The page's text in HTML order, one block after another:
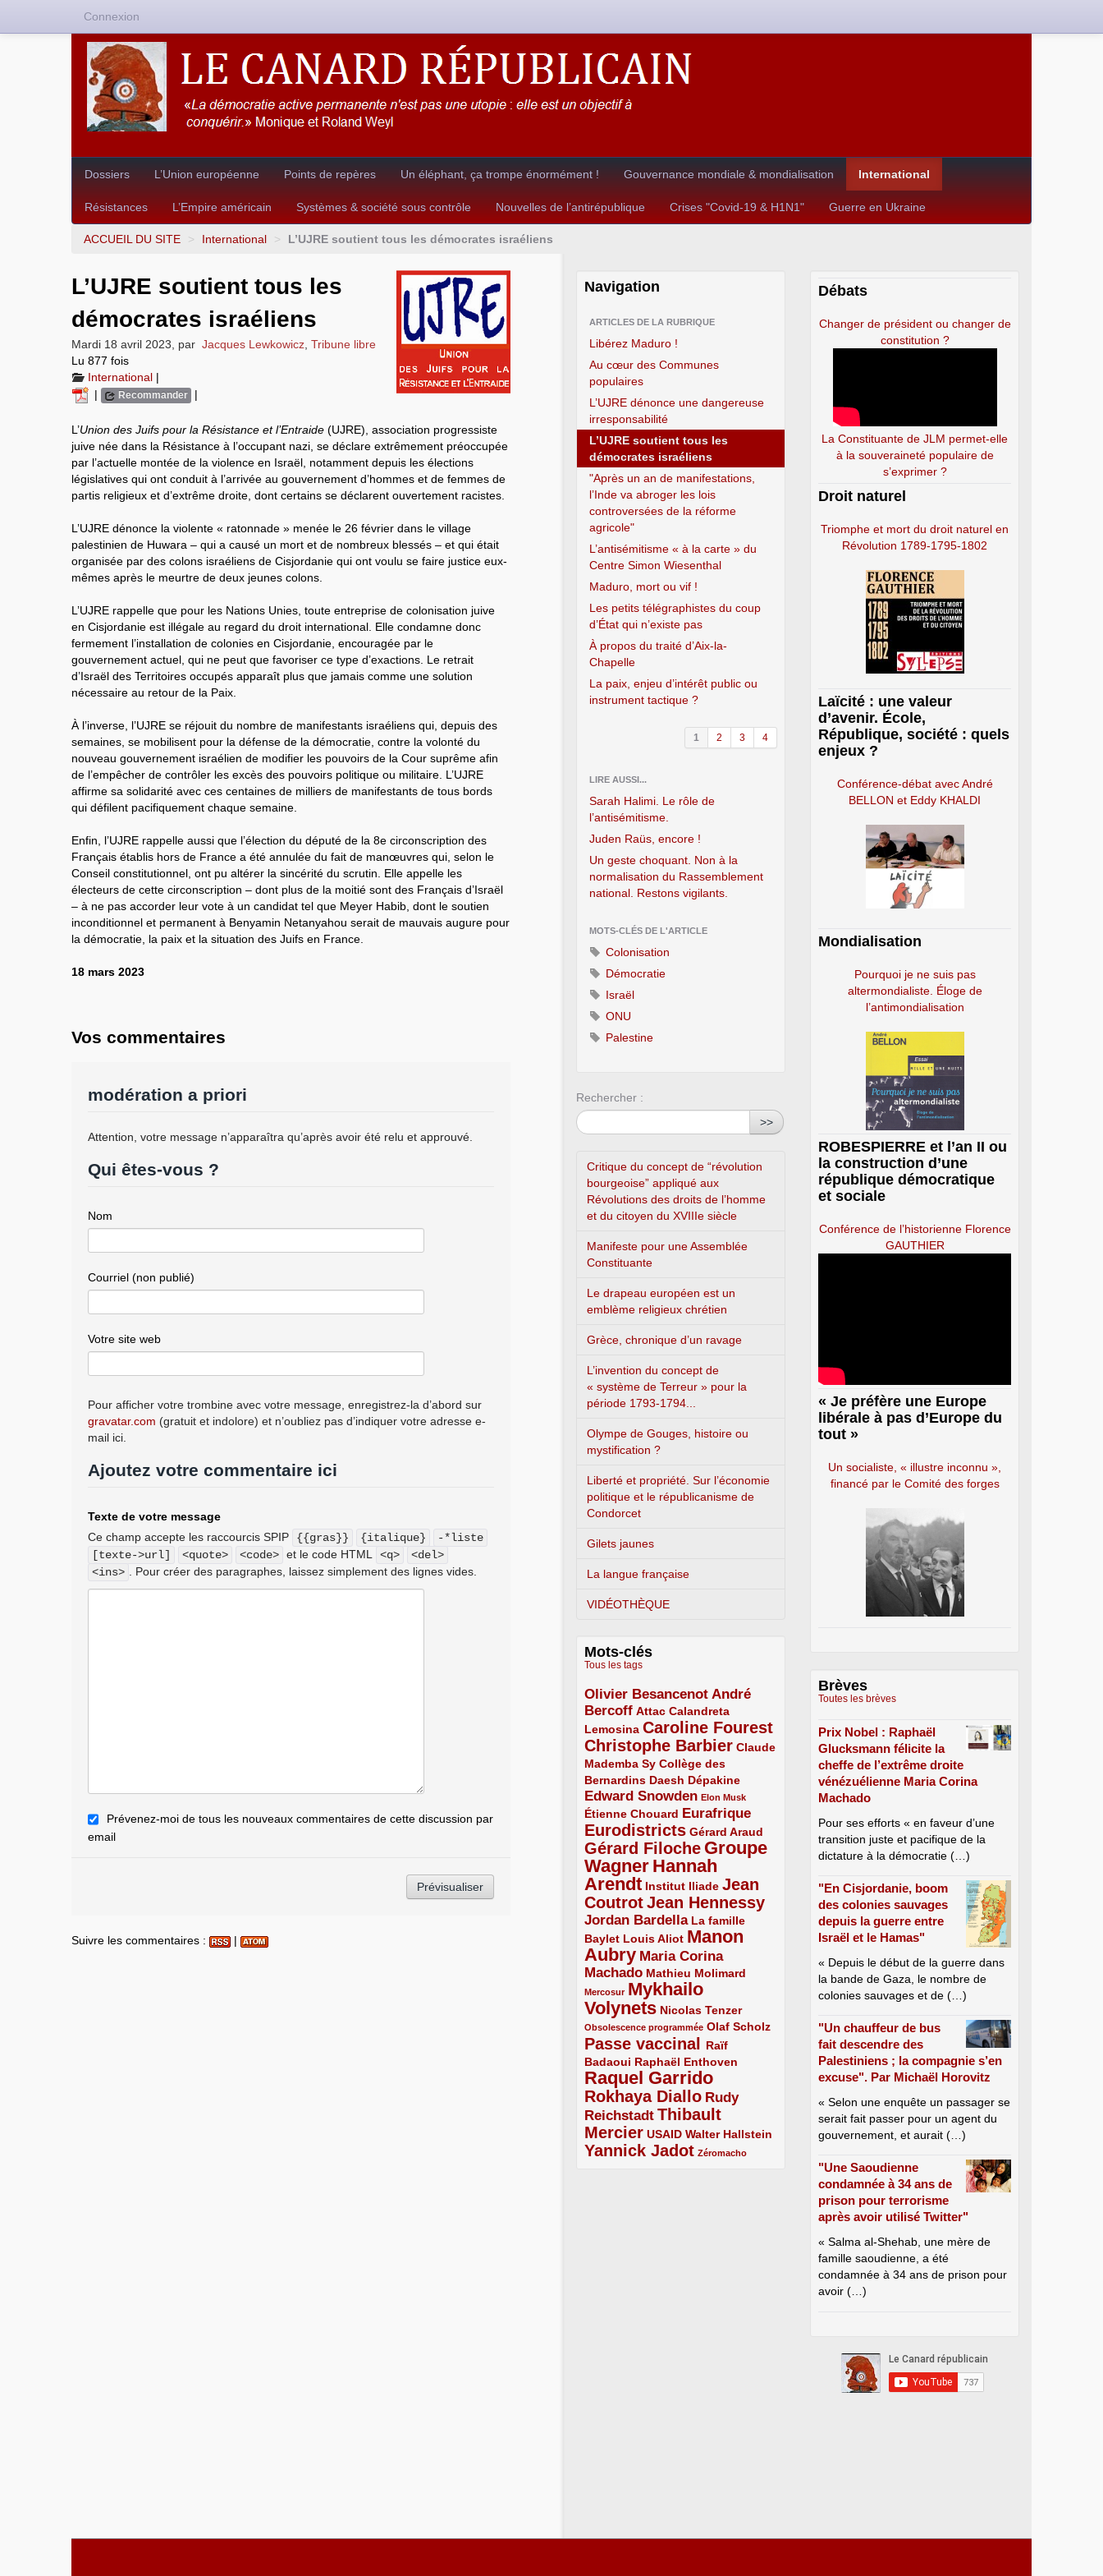
Dossiers L’Union européenne Points de repères Un éléphant, ça trompe énormément ! Gouvernance mondiale & mondialisation International
Résistances L’Empire américain Systèmes & société sous contrôle Nouvelles de l’antirépublique Crises "Covid-19 & H1N1" Guerre en Ukraine
ACCUEIL DU SITE > International > L’UJRE soutient tous les démocrates israéliens
L’UJRE soutient tous les
démocrates israéliens
Mardi 18 avril 2023 par Jacques Lewkowicz Tribune libre
Lu 877 fois
International |
|
Recommander |
L’Union des Juifs pour la Résistance et l’Entraide (UJRE), association progressiste
juive née dans la Résistance à l’occupant nazi, se déclare extrêmement préoccupée
par l’actuelle montée de la violence en Israël, notamment depuis les élections
législatives qui ont conduit à l’arrivée au gouvernement d’hommes et de femmes de
partis religieux et d’extrême droite, dont certains se déclarent ouvertement racistes.
L’UJRE dénonce la violente « ratonnade » menée le 26 février dans le village
palestinien de Huwara – qui a causé un mort et de nombreux blessés – et qui était
organisée par des colons israéliens de Cisjordanie qui ont voulu se faire justice eux-
mêmes après le meurtre de deux jeunes colons.
L’UJRE rappelle que pour les Nations Unies, toute entreprise de colonisation juive
en Cisjordanie est illégale au regard du droit international. Elle condamne donc
fermement l’installation de colonies en Cisjordanie, encouragée par le
gouvernement actuel, qui ne peut que favoriser ce type d’exactions. Le retrait
d’Israël des Territoires occupés apparaît plus que jamais comme une solution
nécessaire au retour de la Paix.
À l’inverse, l’UJRE se réjouit du nombre de manifestants israéliens qui, depuis des
semaines, se mobilisent pour la défense de la démocratie, contre la volonté du
nouveau gouvernement israélien de modifier les pouvoirs de la Cour suprême afin
de l’empêcher de contrôler les excès des pouvoirs politique ou militaire. L’UJRE
affirme sa solidarité avec ces centaines de milliers de manifestants de tous bords
qui défilent pacifiquement chaque semaine.
Enfin, l’UJRE rappelle aussi que l’élection du député de la 8e circonscription des
Français établis hors de France a été annulée du fait de manœuvres qui, selon le
Conseil constitutionnel, ont pu altérer la sincérité du scrutin. Elle appelle les
électeurs de cette circonscription – dont plus de la moitié sont des Français d’Israël
– à ne pas accorder leur vote à un candidat tel que Meyer Habib, dont le soutien
inconditionnel et permanent à Benyamin Netanyahou serait de mauvais augure pour
la démocratie, la paix et la situation des Juifs en France.
18 mars 2023
Vos commentaires
modération a priori
Attention, votre message n’apparaîtra qu’après avoir été relu et approuvé.
Qui êtes-vous ?
Nom
Courriel (non publié)
Votre site web
Pour afficher votre trombine avec votre message, enregistrez-la d’abord sur
gravatar.com (gratuit et indolore) et n’oubliez pas d’indiquer votre adresse e-
mail ici.
Ajoutez votre commentaire ici
Texte de votre message
Ce champ accepte les raccourcis SPIP
{{gras}} {italique}
-*liste
[texte->url]
<quote> <code> et le code HTML <q>
<del>
<ins>
. Pour créer des paragraphes, laissez simplement des lignes vides.
Prévenez-moi de tous les nouveaux commentaires de cette discussion par
email
Suivre les commentaires : |
Navigation
ARTICLES DE LA RUBRIQUE
Libérez Maduro !
Au cœur des Communes
populaires
L’UJRE dénonce une dangereuse
irresponsabilité
L’UJRE soutient tous les
démocrates israéliens
"Après un an de manifestations,
l’Inde va abroger les lois
controversées de la réforme
agricole"
L’antisémitisme « à la carte » du
Centre Simon Wiesenthal
Maduro, mort ou vif !
Les petits télégraphistes du coup
d’État qui n’existe pas
À propos du traité d’Aix-la-
Chapelle
La paix, enjeu d’intérêt public ou
instrument tactique ?
1 2 3 4
LIRE AUSSI...
Sarah Halimi. Le rôle de
l’antisémitisme.
Juden Raüs, encore !
Un geste choquant. Non à la
normalisation du Rassemblement
national. Restons vigilants.
MOTS-CLÉS DE L'ARTICLE
Colonisation
Démocratie
Israël
ONU
Palestine
Rechercher :
>>
Critique du concept de “révolution
bourgeoise” appliqué aux
Révolutions des droits de l’homme
et du citoyen du XVIIIe siècle
Manifeste pour une Assemblée
Constituante
Le drapeau européen est un
emblème religieux chrétien
Grèce, chronique d’un ravage
L’invention du concept de
« système de Terreur » pour la
période 1793-1794...
Olympe de Gouges, histoire ou
mystification ?
Liberté et propriété. Sur l’économie
politique et le républicanisme de
Condorcet
Gilets jaunes
La langue française
VIDÉOTHÈQUE
Mots-clés
Tous les tags
Olivier Besancenot
3/5
André
Bercoff
3/5 Attac
2/5
Calandreta
Lemosina
2/5 Caroline Fourest
4/5
Christophe Barbier
4/5
Claude
Mademba Sy
2/5
Collège des
Bernardins
2/5 Daesh
2/5 Dépakine
2/5
Edward Snowden
3/5 Elon Musk
1/5
Étienne Chouard
2/5 Eurafrique
3/5
Eurodistricts
4/5 Gérard Araud
2/5
Gérard Filoche
4/5
Groupe
Wagner
5/5
Hannah
Arendt
5/5 Institut Iliade
2/5
Jean
Coutrot
4/5 Jean Hennessy
4/5
Jordan Bardella
3/5
La famille
Baylet
2/5 Louis Aliot
2/5
Manon
Aubry
5/5
Maria Corina
Machado
3/5 Mathieu Molimard
2/5
Mercosur
1/5
Mykhailo
Volynets
5/5 Nicolas Tenzer
2/5
Obsolescence programmée
1/5 Olaf Scholz
2/5
Passe vaccinal
4/5
Raïf
Badaoui
2/5 Raphaël Enthoven
2/5
Raquel Garrido
5/5
Rokhaya Diallo
4/5
Rudy
Reichstadt
3/5
Thibault
Mercier
4/5 USAID
2/5 Walter Hallstein
2/5
Yannick Jadot
4/5 Zéromacho
1/5
Débats
Changer de président ou changer de
constitution ?
La Constituante de JLM permet-elle
à la souveraineté populaire de
s’exprimer ?
Droit naturel
Triomphe et mort du droit naturel en
Révolution 1789-1795-1802
Laïcité : une valeur
d’avenir. École,
République, société : quels
enjeux ?
Conférence-débat avec André
BELLON et Eddy KHALDI
Mondialisation
Pourquoi je ne suis pas
altermondialiste. Éloge de
l’antimondialisation
ROBESPIERRE et l’an II ou
la construction d’une
république démocratique
et sociale
Conférence de l’historienne Florence
GAUTHIER
« Je préfère une Europe
libérale à pas d’Europe du
tout »
Un socialiste, « illustre inconnu »,
financé par le Comité des forges
Brèves
Toutes les brèves
Prix Nobel : Raphaël
Glucksmann félicite la
cheffe de l’extrême droite
vénézuélienne Maria Corina
Machado
Pour ses efforts « en faveur d’une
transition juste et pacifique de la
dictature à la démocratie (…)
"En Cisjordanie, boom
des colonies sauvages
depuis la guerre entre
Israël et le Hamas"
« Depuis le début de la guerre dans
la bande de Gaza, le nombre de
colonies sauvages et de (…)
"Un chauffeur de bus
fait descendre des
Palestiniens ; la compagnie s’en
excuse". Par Michaël Horovitz
« Selon une enquête un passager se
serait fait passer pour un agent du
gouvernement, et aurait (…)
"Une Saoudienne
condamnée à 34 ans de
prison pour terrorisme
après avoir utilisé Twitter"
« Salma al-Shehab, une mère de
famille saoudienne, a été
condamnée à 34 ans de prison pour
avoir (…)
Connexion